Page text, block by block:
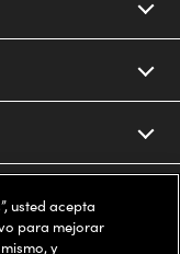
usted acepta
para mejorar
y